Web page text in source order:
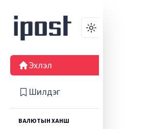
Өнгө
Эхлэл
Шилдэг
ВАЛЮТЫН ХАНШ